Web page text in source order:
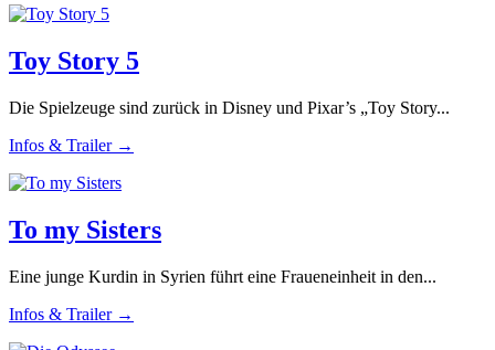
Toy Story 5
Die Spielzeuge sind zurück in Disney und Pixar’s „Toy Story...
Infos & Trailer →
To my Sisters
Eine junge Kurdin in Syrien führt eine Fraueneinheit in den...
Infos & Trailer →